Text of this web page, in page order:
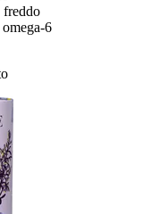
freddo
6